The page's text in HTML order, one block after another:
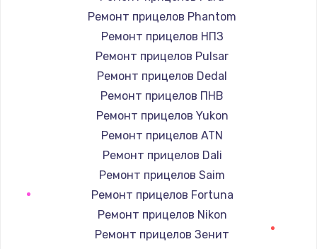
Заказать
Замена конфорки
Заказать
Замена платы сенсора
Заказать
Замена регулятора режимов конфорки
Ремонт прицелов Phantom
Ремонт прицелов НПЗ
Ремонт прицелов Pulsar
Ремонт прицелов Dedal
Ремонт прицелов ПНВ
Ремонт прицелов Yukon
Ремонт прицелов ATN
Ремонт прицелов Dali
Ремонт прицелов Saim
Ремонт прицелов Fortuna
Ремонт прицелов Nikon
Ремонт прицелов Зенит